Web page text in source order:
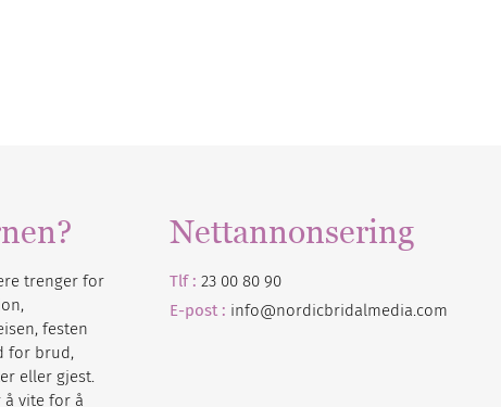
trenger for
festen
for brud,
eller gjest.
å vite for å
Nettannonsering
Tlf : 23 00 80 90
E-post : info@nordicbridalmedia.com